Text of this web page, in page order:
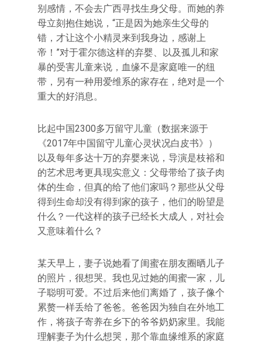
别感情，不会去广西寻找生身父母。而她的养
母立刻抱住她说，“正是因为她亲生父母的
错，才让这个小精灵来到我身边，感谢上
帝！”对于霍尔德这样的弃婴、以及孤儿和家
暴的受害儿童来说，血缘不是家庭唯一的纽
带，另有一种用爱维系的家存在，绝对是一个
重大的好消息。
比起中国2300多万留守儿童（数据来源于
《2017年中国留守儿童心灵状况白皮书》）
以及每年多达十万的弃婴来说，导演是枝裕和
的艺术思考更具现实意义：父母带给了孩子肉
体的生命，但真的给了他们家吗？那些从父母
得到生命却没有得到家的孩子，他们的盼望是
什么？一代这样的孩子已经长大成人，对社会
又意味着什么？
某天早上，妻子说她看了闺蜜在朋友圈晒儿子
的照片，很想哭。我也见过她的闺蜜一家，儿
子聪明可爱。不过后来他们离婚了，孩子像个
累赘一样丢给了爸爸。爸爸因为独自在外地工
作，将孩子寄养在乡下的爷爷奶奶家里。我能
理解妻子为什么想哭，那个靠血缘维系的家庭